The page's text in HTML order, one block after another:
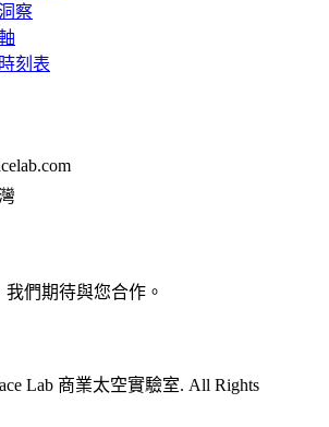
察
刻表
們期待與您合作。
Lab 商業太空實驗室. All Rights